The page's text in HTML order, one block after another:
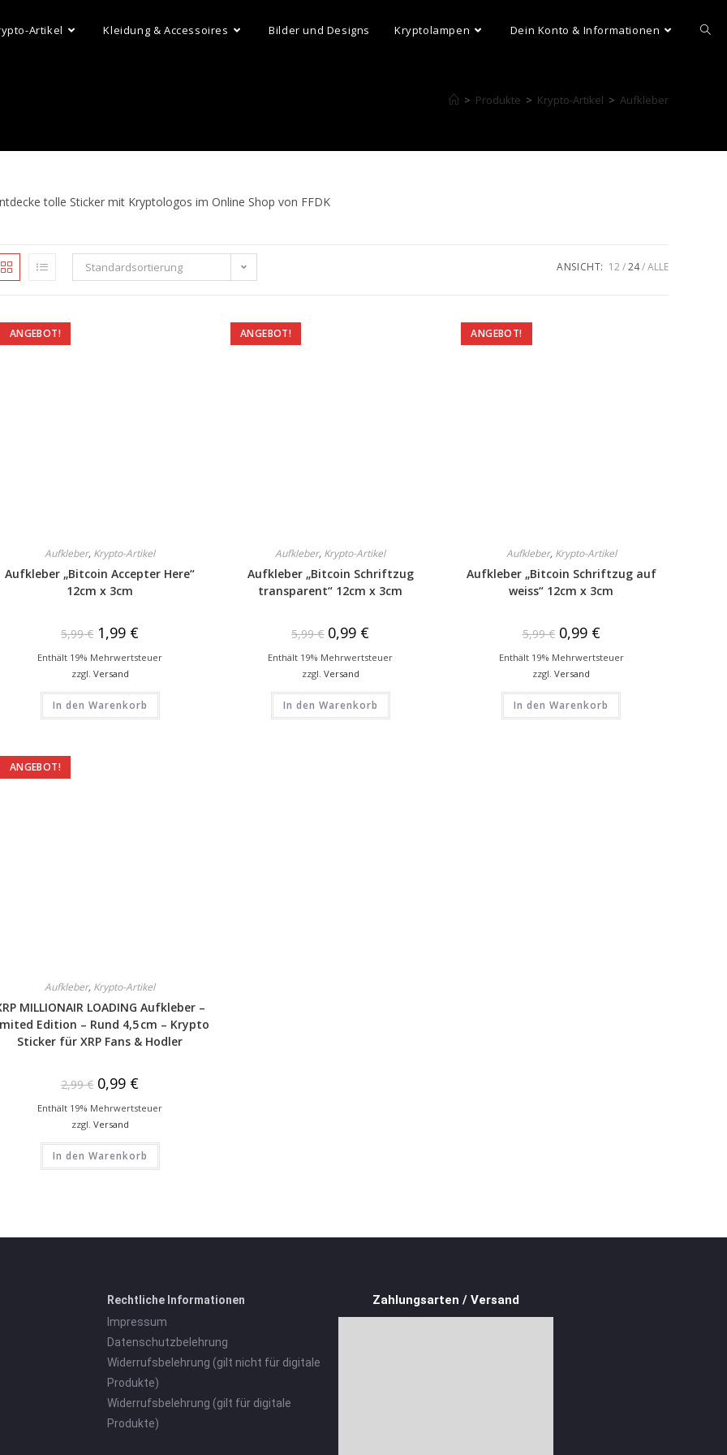
Artikel Kleidung & Accessoires Bilder und Designs Kryptolampen Dein Konto & Informationen
> Produkte > Krypto-Artikel > Aufkleber
tolle Sticker mit Kryptologos im Online Shop von FFDK
Standardsortierung ANSICHT: 12 24 ALLE
ANGEBOT!
Aufkleber, Krypto-Artikel
Aufkleber „Bitcoin Accepter Here“
12cm x 3cm
5,99€ 1,99 €
Enthält 19% Mehrwertsteuer
zzgl. Versand
In den Warenkorb
ANGEBOT!
Aufkleber, Krypto-Artikel
Aufkleber „Bitcoin Schriftzug
transparent“ 12cm x 3cm
5,99€ 0,99 €
Enthält 19% Mehrwertsteuer
zzgl. Versand
In den Warenkorb
ANGEBOT!
Aufkleber, Krypto-Artikel
Aufkleber „Bitcoin Schriftzug auf
weiss“ 12cm x 3cm
5,99€ 0,99 €
Enthält 19% Mehrwertsteuer
zzgl.Versand
In den Warenkorb
ANGEBOT!
Aufkleber, Krypto-Artikel
MILLIONAIR LOADING Aufkleber –
Edition – Rund 4,5 cm – Krypto
Sticker für XRP Fans & Hodler
2,99€ 0,99 €
Enthält 19% Mehrwertsteuer
zzgl. Versand
In den Warenkorb
Rechtliche Informationen
Impressum
Datenschutzbelehrung
Widerrufsbelehrung (gilt nicht für digitale
Produkte)
Widerrufsbelehrung (gilt für digitale
Produkte)
Zahlungsarten / Versand